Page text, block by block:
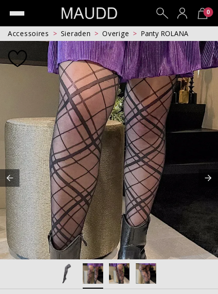
0
Accessoires Sieraden Overige Panty ROLANA